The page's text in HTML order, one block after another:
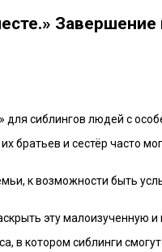
Завершение
сиблингов людей с
братьев и сестёр часто
к возможности быть
эту малоизученную и
котором сиблинги